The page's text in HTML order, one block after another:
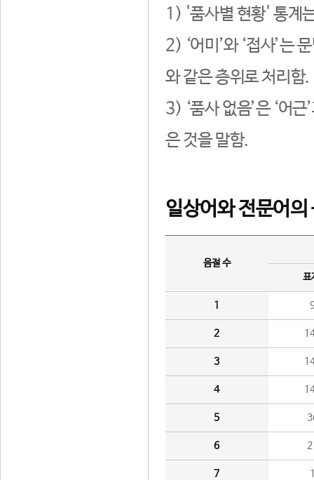
1) '품사별 현황' 통계
2) ‘어미’와 ‘접사’는
와 같은 층위로 처리함.
3) ‘품사 없음’은 ‘어
은 것을 말함.
일상어와 전문어의
음절 수
표
1
2
3
4
5
6
7